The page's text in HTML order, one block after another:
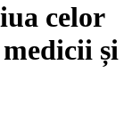
celor
și